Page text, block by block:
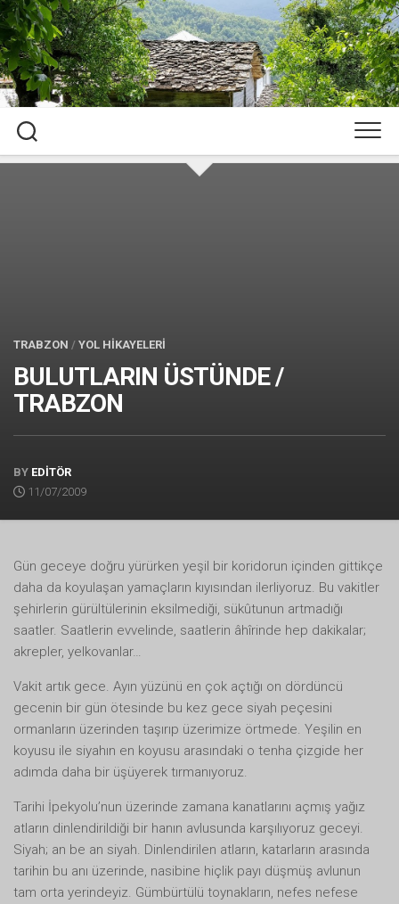
Skip
to
content
TRABZON / YOL HİKAYELERİ
BULUTLARIN ÜSTÜNDE /
TRABZON
BY EDİTÖR
11/07/2009
Gün geceye doğru yürürken yeşil bir koridorun içinden gittikçe
daha da koyulaşan yamaçların kıyısından ilerliyoruz. Bu vakitler
şehirlerin gürültülerinin eksilmediği, sükûtunun artmadığı
saatler. Saatlerin evvelinde, saatlerin âhîrinde hep dakikalar;
akrepler, yelkovanlar…
Vakit artık gece. Ayın yüzünü en çok açtığı on dördüncü
gecenin bir gün ötesinde bu kez gece siyah peçesini
ormanların üzerinden taşırıp üzerimize örtmede. Yeşilin en
koyusu ile siyahın en koyusu arasındaki o tenha çizgide her
adımda daha bir üşüyerek tırmanıyoruz.
Tarihi İpekyolu’nun üzerinde zamana kanatlarını açmış yağız
atların dinlendirildiği bir hanın avlusunda karşılıyoruz geceyi.
Siyah; an be an siyah. Dinlendirilen atların, katarların arasında
tarihin bu anı üzerinde, nasibine hiçlik payı düşmüş avlunun
tam orta yerindeyiz. Gümbürtülü toynakların, nefes nefese